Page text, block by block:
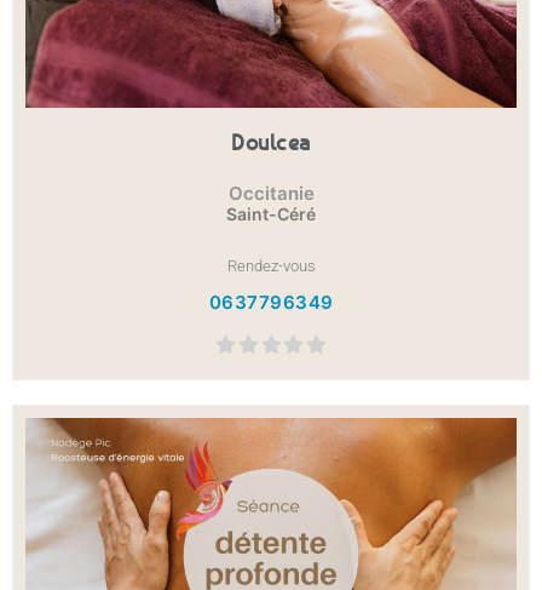
Doulcea
Occitanie
Saint-Céré
Rendez-vous
0637796349